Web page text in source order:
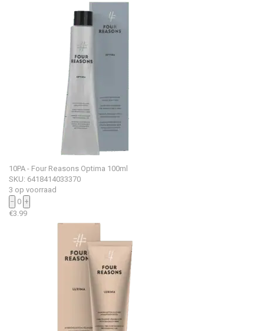
10PA - Four Reasons Optima 100ml
SKU: 6418414033370
3 op voorraad
− 0 +
€3.99